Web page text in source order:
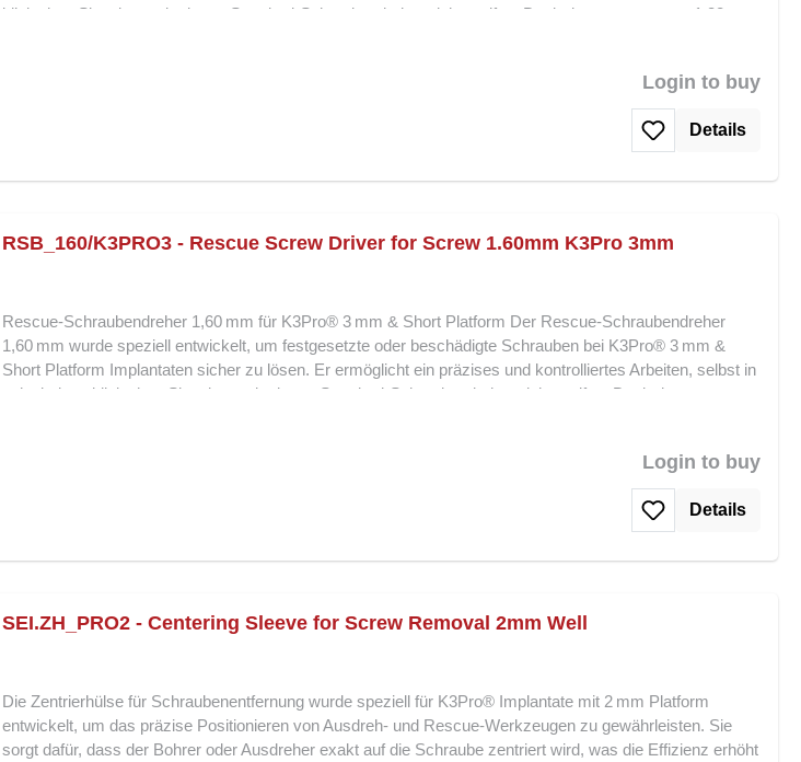
klinischen Situationen, in denen Standard-Schraubendreher nicht greifen. Dank der passgenauen 1,38 mm
der Entfernung festsitzender Komponenten und ist ein unverzichtbares Werkzeug für Notfallsituationen in
der Implantologie. Merkmale und Vorteile: Speziell für K3Pro® 2 mm Platform 1,38 mm Doppel-Spitze für
präzises Greifen festsitzender Schrauben Minimiert Abrutschen und reduziert Implantatschäden Sicheres
und kontrolliertes Arbeiten in schwierigen Situationen Hochwertige, langlebige Verarbeitung für
zuverlässige Nutzung Der Rescue-Schraubendreher 1,38 mm ist die ideale Lösung für Notfallsituationen,
Login to buy
Details
RSB_160/K3PRO3 - Rescue Screw Driver for Screw 1.60mm K3Pro 3mm
Rescue-Schraubendreher 1,60 mm für K3Pro® 3 mm & Short Platform Der Rescue-Schraubendreher
1,60 mm wurde speziell entwickelt, um festgesetzte oder beschädigte Schrauben bei K3Pro® 3 mm &
Short Platform Implantaten sicher zu lösen. Er ermöglicht ein präzises und kontrolliertes Arbeiten, selbst in
schwierigen klinischen Situationen, in denen Standard-Schraubendreher nicht greifen. Dank der
bietet maximale Sicherheit bei der Entfernung festsitzender Komponenten und ist ein unverzichtbares
Werkzeug für Notfallsituationen in der Implantologie. Merkmale und Vorteile: Speziell für K3Pro® 3 mm &
Short Platform 1,60 mm Doppel-Spitze für präzises Greifen festsitzender Schrauben Minimiert Abrutschen
und reduziert Implantatschäden Sicheres und kontrolliertes Arbeiten in schwierigen Situationen
Hochwertige, langlebige Verarbeitung für zuverlässige Nutzung Der Rescue-Schraubendreher 1,60 mm ist
Login to buy
Details
SEI.ZH_PRO2 - Centering Sleeve for Screw Removal 2mm Well
Die Zentrierhülse für Schraubenentfernung wurde speziell für K3Pro® Implantate mit 2 mm Platform
entwickelt, um das präzise Positionieren von Ausdreh- und Rescue-Werkzeugen zu gewährleisten. Sie
sorgt dafür, dass der Bohrer oder Ausdreher exakt auf die Schraube zentriert wird, was die Effizienz erhöht